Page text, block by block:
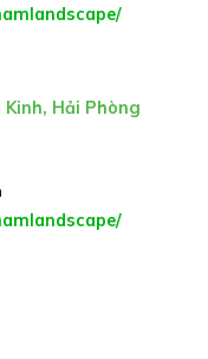
Hải Phòng